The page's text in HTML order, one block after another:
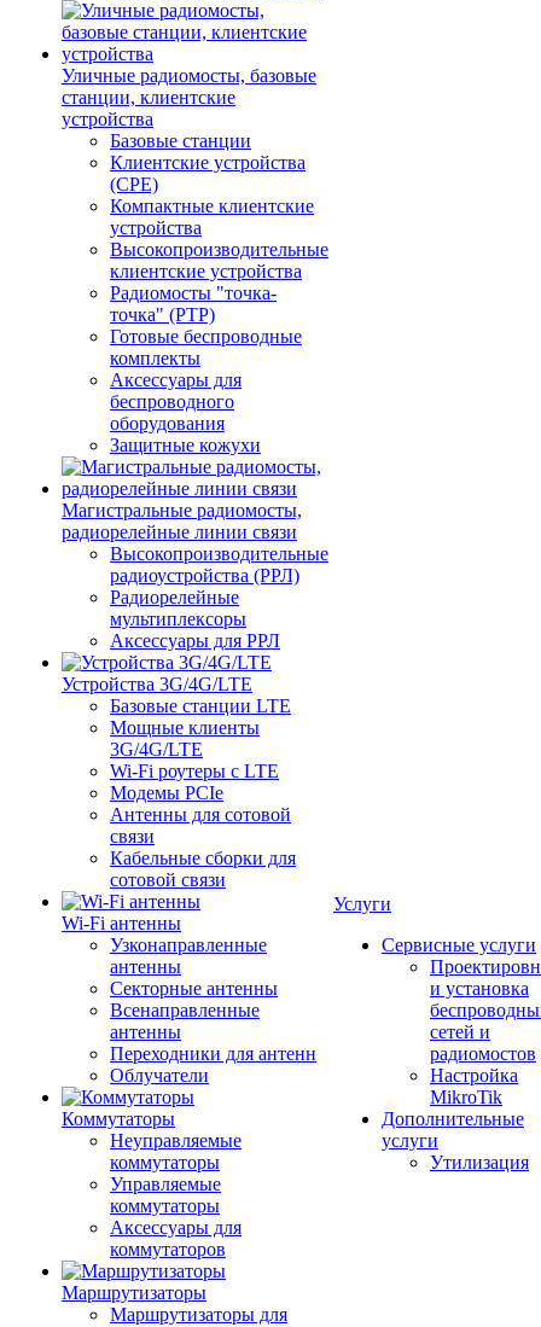
Уличные радиомосты, базовые
станции, клиентские
устройства
Базовые станции
Клиентские устройства
(CPE)
Компактные клиентские
устройства
Высокопроизводительные
клиентские устройства
Радиомосты "точка-
точка" (PTP)
Готовые беспроводные
комплекты
Аксессуары для
беспроводного
оборудования
Защитные кожухи
Магистральные радиомосты,
радиорелейные линии связи
Высокопроизводительные
радиоустройства (РРЛ)
Радиорелейные
мультиплексоры
Аксессуары для РРЛ
Устройства 3G/4G/LTE
Базовые станции LTE
Мощные клиенты
3G/4G/LTE
Wi-Fi роутеры с LTE
Модемы PCIe
Антенны для сотовой
связи
Кабельные сборки для
сотовой связи
Wi-Fi антенны
Узконаправленные
антенны
Секторные антенны
Всенаправленные
антенны
Переходники для антенн
Облучатели
Коммутаторы
Неуправляемые
коммутаторы
Управляемые
коммутаторы
Аксессуары для
коммутаторов
Маршрутизаторы
Маршрутизаторы для
Услуги
Сервисные услуги
и установка
сетей и
радиомостов
Настройка
MikroTik
Дополнительные
услуги
Утилизация